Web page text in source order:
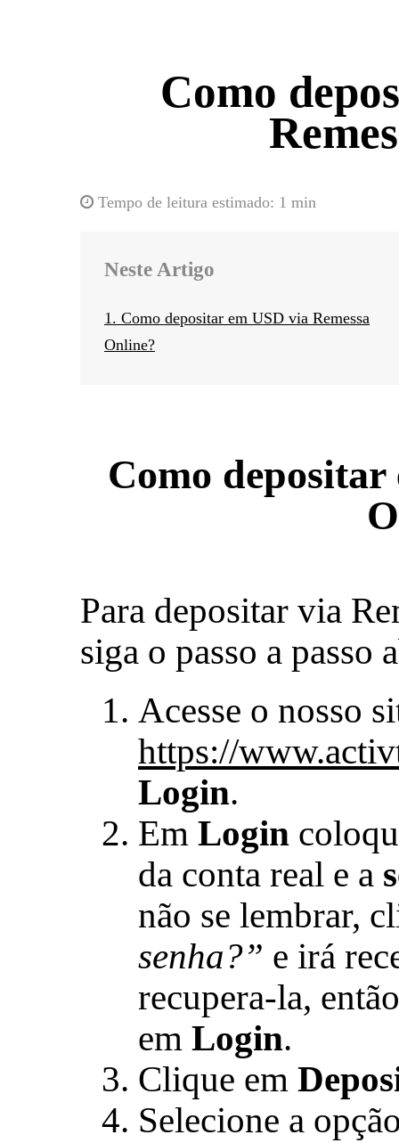
Como
Tempo de leitura estimado: 1 min
Neste Artigo
1. Como depositar em USD via Remessa
Online?
Como depositar
Para depositar via
siga o passo a passo
Acesse o nosso
https://
Login.
Em Login
da conta real e a
não se lembrar,
senha?” e irá
recupera-la,
em Login.
Clique em
Selecione a